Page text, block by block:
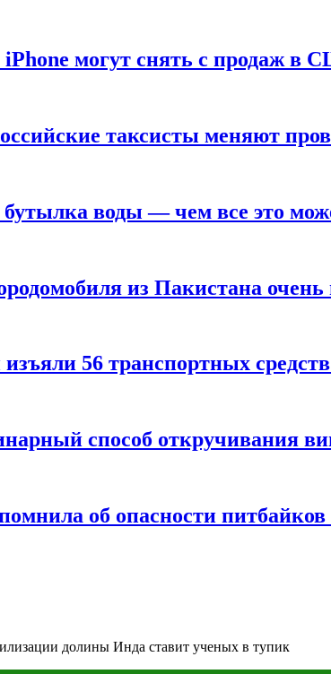
могут снять с продаж в
таксисты меняют
воды — чем все это
из Пакистана
56 транспортных
способ откручивания
об опасности
долины Инда ставит ученых в тупик